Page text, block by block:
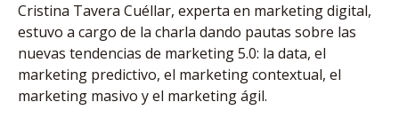
Cristina Tavera Cuéllar, experta en marketing digital,
estuvo a cargo de la charla dando pautas sobre las
nuevas tendencias de marketing 5.0: la data, el
marketing predictivo, el marketing contextual, el
marketing masivo y el marketing ágil.